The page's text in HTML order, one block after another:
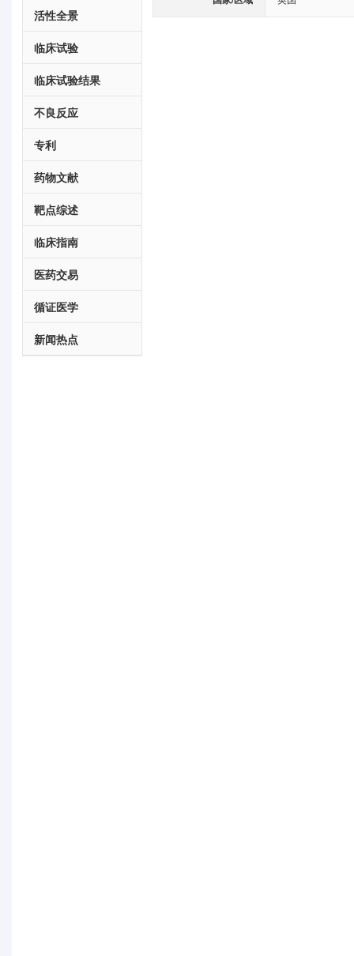
活性全景
临床试验
临床试验结果
不良反应
专利
药物文献
靶点综述
临床指南
医药交易
循证医学
新闻热点